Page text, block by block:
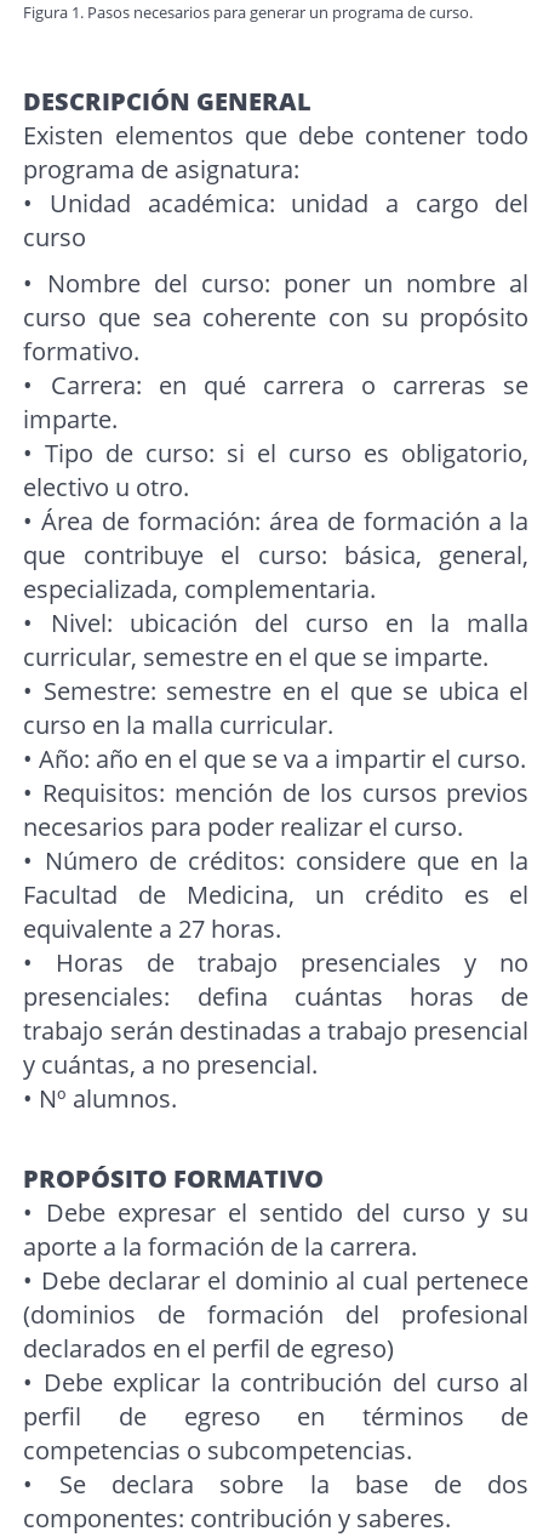
Figura 1. Pasos necesarios para generar un programa de curso.
DESCRIPCIÓN GENERAL
Existen elementos que debe contener todo
programa de asignatura:
• Unidad académica: unidad a cargo del
curso
• Nombre del curso: poner un nombre al
curso que sea coherente con su propósito
formativo.
• Carrera: en qué carrera o carreras se
imparte.
• Tipo de curso: si el curso es obligatorio,
electivo u otro.
• Área de formación: área de formación a la
que contribuye el curso: básica, general,
especializada, complementaria.
• Nivel: ubicación del curso en la malla
curricular, semestre en el que se imparte.
• Semestre: semestre en el que se ubica el
curso en la malla curricular.
• Año: año en el que se va a impartir el curso.
• Requisitos: mención de los cursos previos
necesarios para poder realizar el curso.
• Número de créditos: considere que en la
Facultad de Medicina, un crédito es el
equivalente a 27 horas.
• Horas de trabajo presenciales y no
presenciales: defina cuántas horas de
trabajo serán destinadas a trabajo presencial
y cuántas, a no presencial.
• Nº alumnos.
PROPÓSITO FORMATIVO
• Debe expresar el sentido del curso y su
aporte a la formación de la carrera.
• Debe declarar el dominio al cual pertenece
(dominios de formación del profesional
declarados en el perfil de egreso)
• Debe explicar la contribución del curso al
perfil de egreso en términos de
competencias o subcompetencias.
• Se declara sobre la base de dos
componentes: contribución y saberes.